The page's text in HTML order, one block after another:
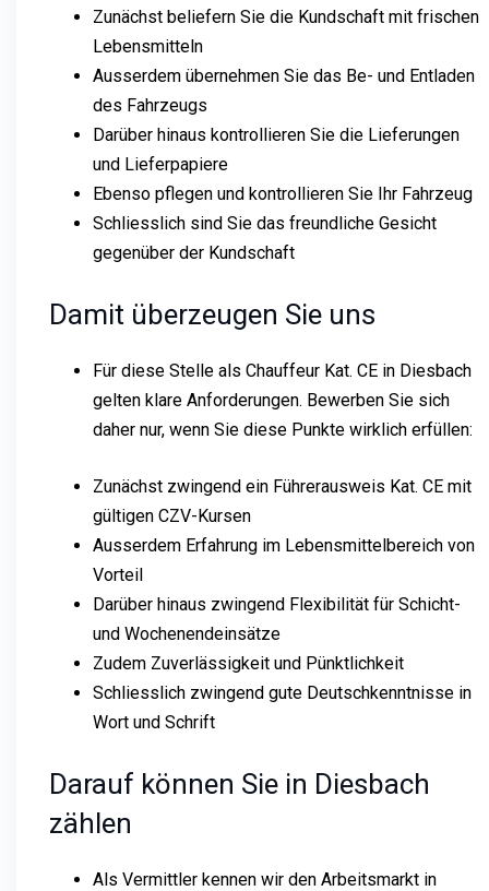
Zunächst beliefern Sie die Kundschaft mit frischen
Lebensmitteln
Ausserdem übernehmen Sie das Be- und Entladen
des Fahrzeugs
Darüber hinaus kontrollieren Sie die Lieferungen
und Lieferpapiere
Ebenso pflegen und kontrollieren Sie Ihr Fahrzeug
Schliesslich sind Sie das freundliche Gesicht
gegenüber der Kundschaft
Damit überzeugen Sie uns
Für diese Stelle als Chauffeur Kat. CE in Diesbach
gelten klare Anforderungen. Bewerben Sie sich
daher nur, wenn Sie diese Punkte wirklich erfüllen:
Zunächst zwingend ein Führerausweis Kat. CE mit
gültigen CZV-Kursen
Ausserdem Erfahrung im Lebensmittelbereich von
Vorteil
Darüber hinaus zwingend Flexibilität für Schicht-
und Wochenendeinsätze
Zudem Zuverlässigkeit und Pünktlichkeit
Schliesslich zwingend gute Deutschkenntnisse in
Wort und Schrift
Darauf können Sie in Diesbach
zählen
Als Vermittler kennen wir den Arbeitsmarkt in